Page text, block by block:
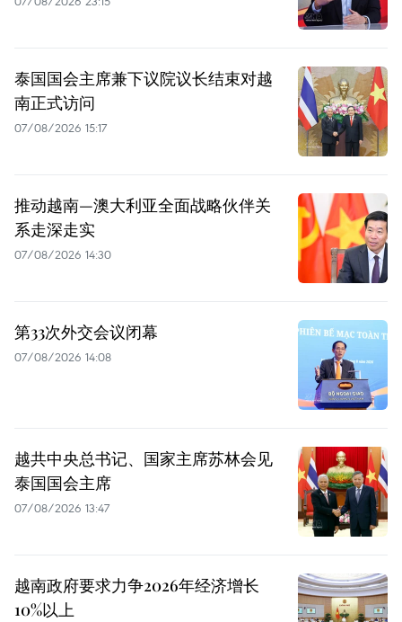
泰国国会主席兼下议院议长结束对越
南正式访问
07/08/2026 15:17
推动越南—澳大利亚全面战略伙伴关
系走深走实
07/08/2026 14:30
第33次外交会议闭幕
07/08/2026 14:08
越共中央总书记、国家主席苏林会见
泰国国会主席
07/08/2026 13:47
越南政府要求力争2026年经济增长
10%以上